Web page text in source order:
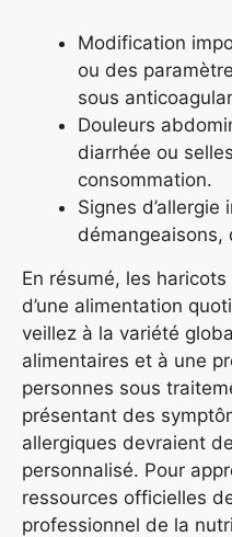
Modification
ou des
sous
Douleurs
diarrhée ou
consommation.
Signes
démangeaisons,
En résumé, les
d’une alimentation
veillez à la variété
alimentaires et à une
personnes sous
présentant des
allergiques devraient
personnalisé. Pour
ressources officielles
professionnel de la